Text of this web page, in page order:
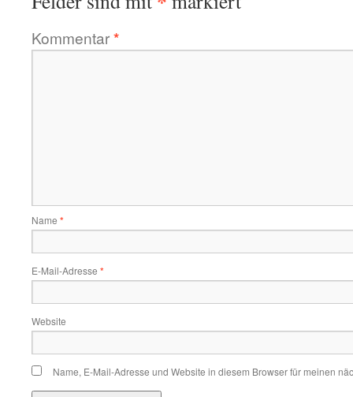
Kommentar*
Name *
E-Mail-Adresse *
Website
Name, E-Mail-Adresse und Website in diesem Browser für meinen